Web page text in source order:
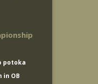
potoka
in OB